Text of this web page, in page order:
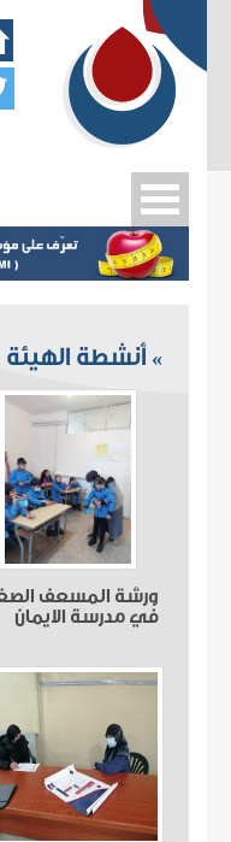
» أنشطة الهيئة
ورشة المسعف
في مدرسة الايمان